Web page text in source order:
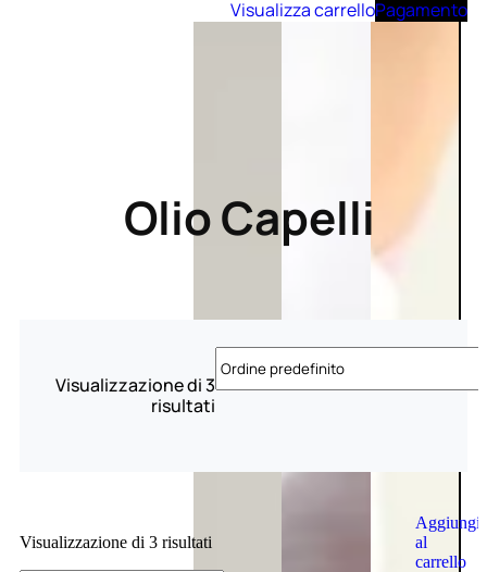
Aggiungi
al
carrello
Visualizza carrelloPagamento
Olio Capelli
Visualizzazione di 3
risultati
Visualizzazione di 3 risultati